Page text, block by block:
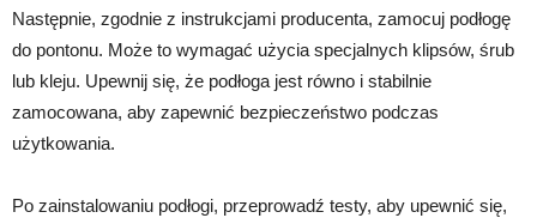
Następnie, zgodnie z instrukcjami producenta, zamocuj podłogę
do pontonu. Może to wymagać użycia specjalnych klipsów, śrub
lub kleju. Upewnij się, że podłoga jest równo i stabilnie
zamocowana, aby zapewnić bezpieczeństwo podczas
użytkowania.
Po zainstalowaniu podłogi, przeprowadź testy, aby upewnić się,